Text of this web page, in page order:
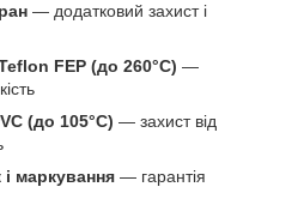
— додатковий захист і
FEP (до 260°C) —
(до 105°C) — захист від
і маркування — гарантія